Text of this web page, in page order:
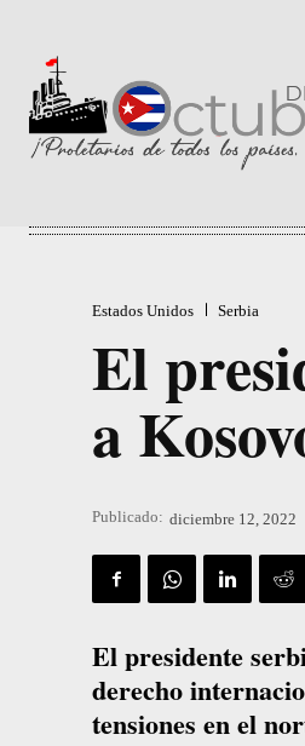
Estados Unidos Serbia
El
a
Publicado: diciembre 12, 2022
El presidente
derecho
tensiones en el